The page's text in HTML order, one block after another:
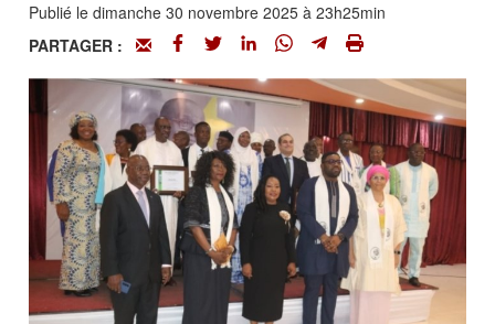
Publié le dimanche 30 novembre 2025 à 23h25min
PARTAGER :